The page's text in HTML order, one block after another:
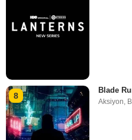
8
Blade
Aksiyon,